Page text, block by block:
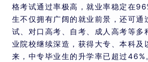
格考试通过率极高，就业率稳定在
生不仅拥有广阔的就业前景，还可通
试、对口高考、自考、成人高考等多
业院校继续深造，获得大专、本科及
来，中专毕业生的升学率已超过46%